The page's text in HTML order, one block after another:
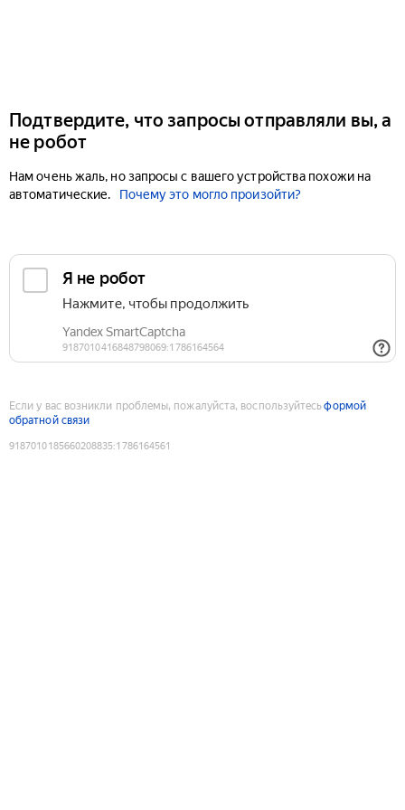
Подтвердите, что запросы отправляли вы, а
не робот
Нам очень жаль, но запросы с вашего устройства похожи на
автоматические.
Почему это могло произойти?
Если у вас возникли проблемы, пожалуйста, воспользуйтесьформой
обратной связи
9187010185660208835:1786164561